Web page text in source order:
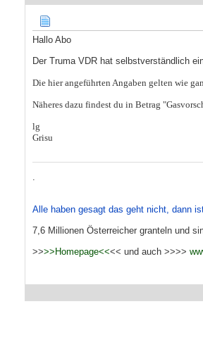
Hallo Abo
Der Truma VDR hat selbstverständlich
Die hier angeführten Angaben gelten wie
Näheres dazu findest du in Betrag
lg
Grisu
.
Alle haben gesagt das geht nicht, dann
7,6 Millionen Österreicher granteln und
>>>>Homepage<<<< und auch >>>>